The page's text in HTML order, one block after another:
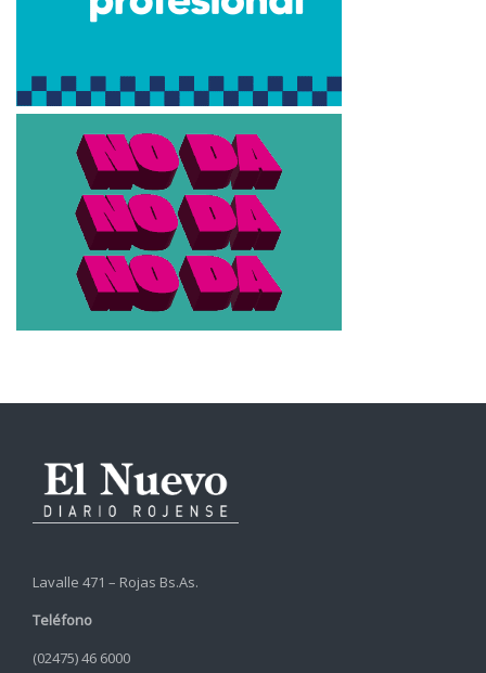
Lavalle 471 – Rojas Bs.As.
Teléfono
(02475) 46 6000